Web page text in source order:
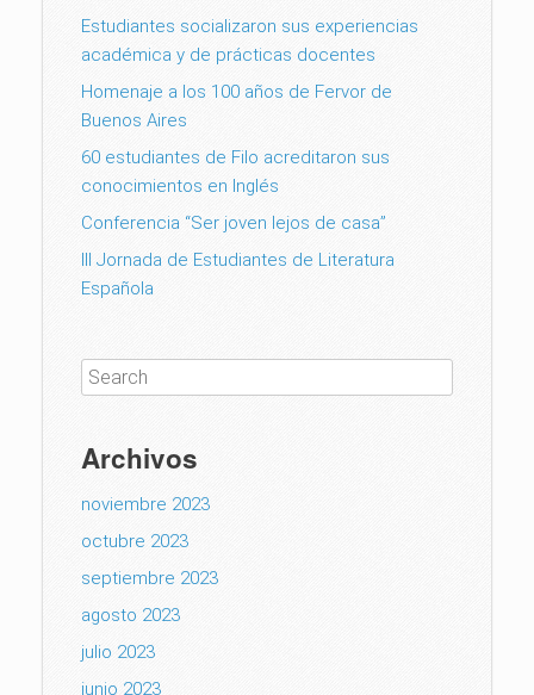
Estudiantes socializaron sus experiencias
académica y de prácticas docentes
Homenaje a los 100 años de Fervor de
Buenos Aires
60 estudiantes de Filo acreditaron sus
conocimientos en Inglés
Conferencia “Ser joven lejos de casa”
III Jornada de Estudiantes de Literatura
Española
Archivos
noviembre 2023
octubre 2023
septiembre 2023
agosto 2023
julio 2023
junio 2023